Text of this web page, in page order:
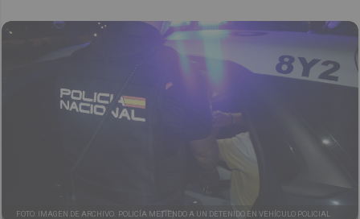
FOTO: IMAGEN DE ARCHIVO. POLICÍA METIENDO A UN DETENIDO EN VEHÍCULO POLICIAL